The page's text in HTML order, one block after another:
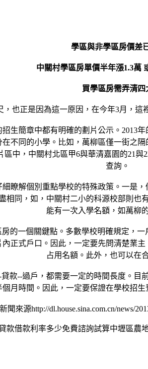
學區與非學區房價差
中關村學區房單價半年漲1.3萬
買學區房需弄清四
正是因為這一原因，在今年3月，這
簡章中都有明確的劃片公示。2013
不同的小學。比如，萬柳區僅一街之
中，中關村北區甲6與華清嘉園的21
查詢。
解個別重點學校的特殊政策。一是
相同，如，中關村二小的科源校部則
能有一次入學名額，如萬柳
一個關鍵點。多數學校明確規定，一
正式戶口。因此，一定要先問清楚業
占用名額。此外，也可以在
--過戶，都需要一定的時間長度。目
月時間。因此，一定要保證在學校招
新聞來源http://dl.house.sina.com.cn/news/
款借款利率多少免費諮詢試算中壢區農